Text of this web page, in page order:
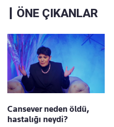
ÖNE ÇIKANLAR
Cansever neden öldü,
hastalığı neydi?